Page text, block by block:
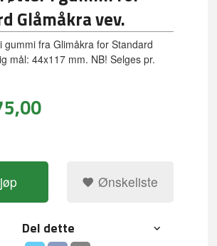
Glåmåkra vev.
gummi fra Glimåkra for Standard
mål: 44x117 mm. NB! Selges pr.
Ønskeliste
Del dette